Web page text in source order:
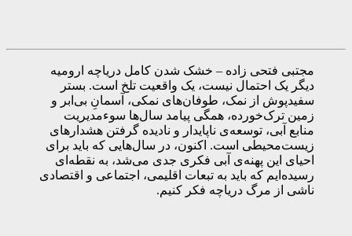
مجتبی فتحی زاده – خشک شدن کامل دریاچه ارومیه
دیگر یک احتمال نیست، یک واقعیت تلخ است. بستر
سفیدپوش از نمک، طوفان‌های نمکی، آسمانِ بی‌ابر و
زمین ترک‌خورده، همگی پیامد سال‌ها سوء‌مدیریت
منابع آبی، توسعه‌ی ناپایدار و نادیده گرفتن هشدارهای
زیست‌محیطی است. اکنون، در سال‌هایی که باید برای
احیای این پهنه‌ی آبی فکری جدی می‌شد، به نقطه‌ای
رسیده‌ایم که باید به تبعات اقلیمی، اجتماعی و اقتصادی
ناشی از مرگ دریاچه فکر کنیم.